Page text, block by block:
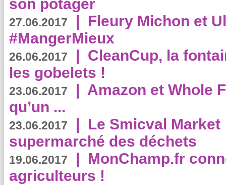
son potager
27.06.2017 | Fleury Michon et
#MangerMieux
26.06.2017 | CleanCup, la
les gobelets !
23.06.2017 | Amazon et Whole
qu’un ...
23.06.2017 | Le Smicval
supermarché des déchets
19.06.2017 | MonChamp.fr
agriculteurs !